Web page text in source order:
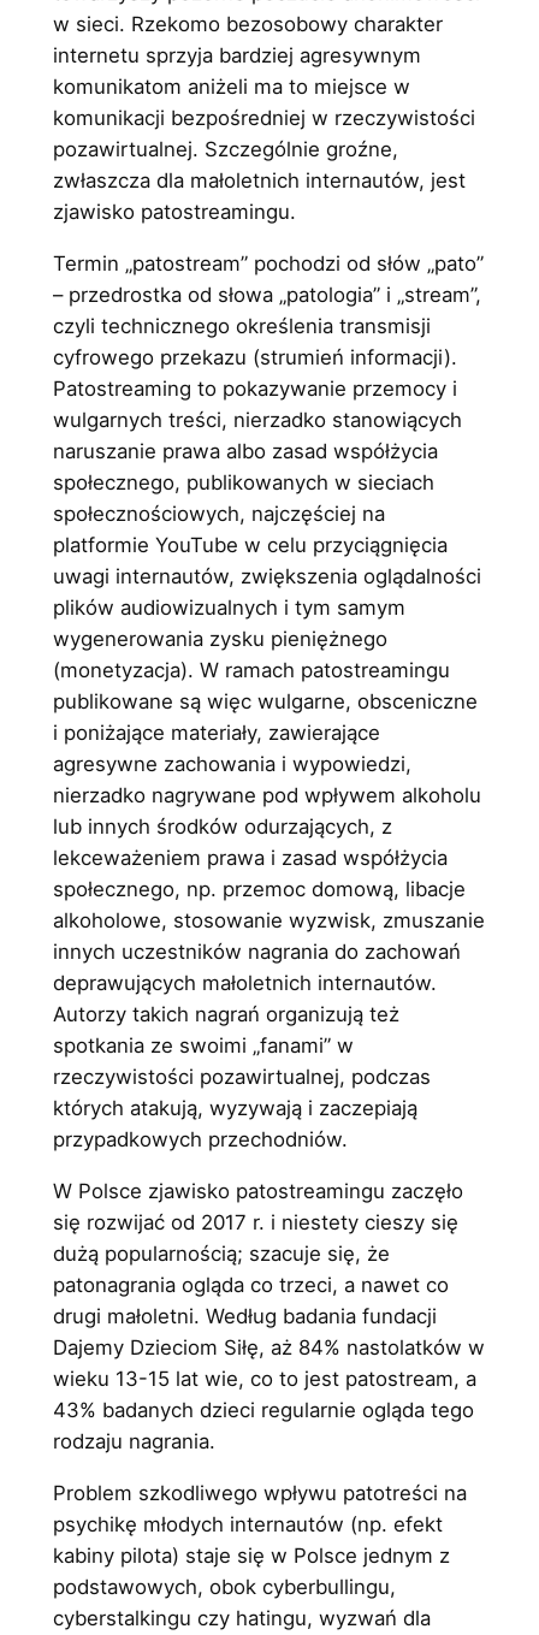
w sieci. Rzekomo bezosobowy charakter
internetu sprzyja bardziej agresywnym
komunikatom aniżeli ma to miejsce w
komunikacji bezpośredniej w rzeczywistości
pozawirtualnej. Szczególnie groźne,
zwłaszcza dla małoletnich internautów, jest
zjawisko patostreamingu.
Termin „patostream” pochodzi od słów „pato”
– przedrostka od słowa „patologia” i „stream”,
czyli technicznego określenia transmisji
cyfrowego przekazu (strumień informacji).
Patostreaming to pokazywanie przemocy i
wulgarnych treści, nierzadko stanowiących
naruszanie prawa albo zasad współżycia
społecznego, publikowanych w sieciach
społecznościowych, najczęściej na
platformie YouTube w celu przyciągnięcia
uwagi internautów, zwiększenia oglądalności
plików audiowizualnych i tym samym
wygenerowania zysku pieniężnego
(monetyzacja). W ramach patostreamingu
publikowane są więc wulgarne, obsceniczne
i poniżające materiały, zawierające
agresywne zachowania i wypowiedzi,
nierzadko nagrywane pod wpływem alkoholu
lub innych środków odurzających, z
lekceważeniem prawa i zasad współżycia
społecznego, np. przemoc domową, libacje
alkoholowe, stosowanie wyzwisk, zmuszanie
innych uczestników nagrania do zachowań
deprawujących małoletnich internautów.
Autorzy takich nagrań organizują też
spotkania ze swoimi „fanami” w
rzeczywistości pozawirtualnej, podczas
których atakują, wyzywają i zaczepiają
przypadkowych przechodniów.
W Polsce zjawisko patostreamingu zaczęło
się rozwijać od 2017 r. i niestety cieszy się
dużą popularnością; szacuje się, że
patonagrania ogląda co trzeci, a nawet co
drugi małoletni. Według badania fundacji
Dajemy Dzieciom Siłę, aż 84% nastolatków w
wieku 13-15 lat wie, co to jest patostream, a
43% badanych dzieci regularnie ogląda tego
rodzaju nagrania.
Problem szkodliwego wpływu patotreści na
psychikę młodych internautów (np. efekt
kabiny pilota) staje się w Polsce jednym z
podstawowych, obok cyberbullingu,
cyberstalkingu czy hatingu, wyzwań dla